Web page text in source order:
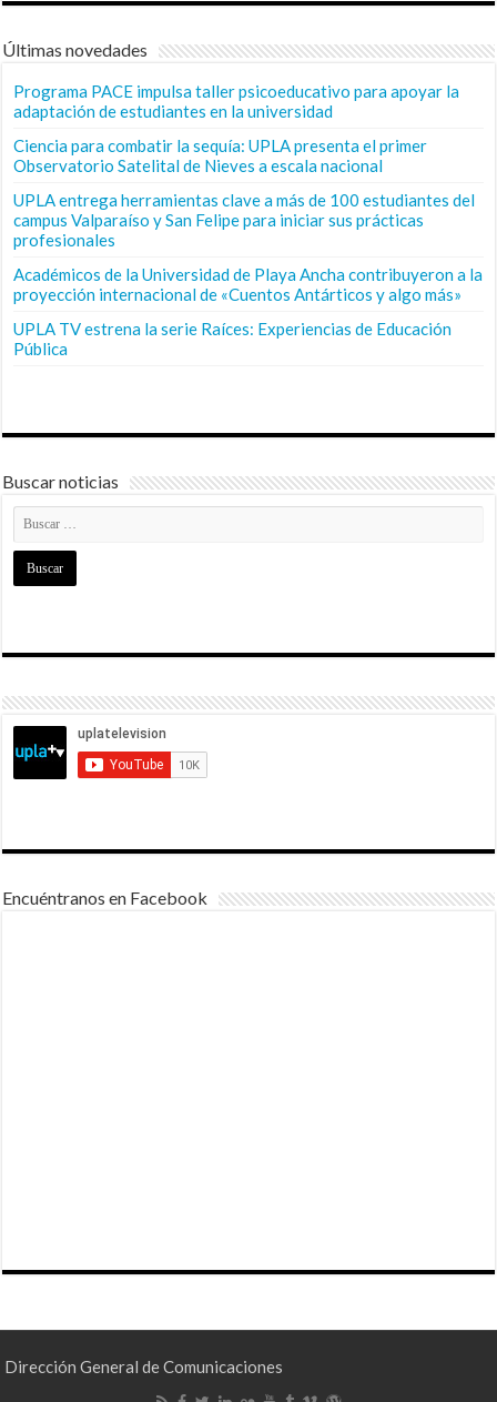
Últimas novedades
Programa PACE impulsa taller psicoeducativo para apoyar la
adaptación de estudiantes en la universidad
Ciencia para combatir la sequía: UPLA presenta el primer
Observatorio Satelital de Nieves a escala nacional
UPLA entrega herramientas clave a más de 100 estudiantes del
campus Valparaíso y San Felipe para iniciar sus prácticas
profesionales
Académicos de la Universidad de Playa Ancha contribuyeron a la
proyección internacional de «Cuentos Antárticos y algo más»
UPLA TV estrena la serie Raíces: Experiencias de Educación
Pública
Buscar noticias
Encuéntranos en Facebook
Dirección General de Comunicaciones